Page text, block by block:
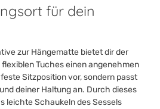
für dein
zur Hängematte bietet dir der
Tuches einen angenehmen
Sitzposition vor, sondern passt
deiner Haltung an. Durch dieses
leichte Schaukeln des Sessels